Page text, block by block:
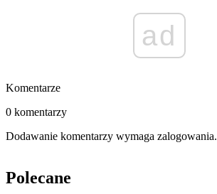
ad
Komentarze
0 komentarzy
Dodawanie komentarzy wymaga zalogowania.
Polecane